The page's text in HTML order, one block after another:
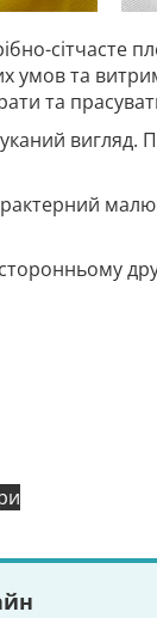
сітчасте
умов та
та
вигляд.